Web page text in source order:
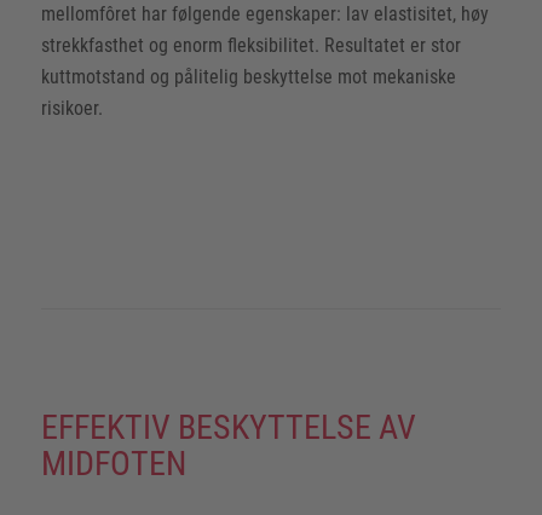
mellomfôret har følgende egenskaper: lav elastisitet, høy
strekkfasthet og enorm fleksibilitet. Resultatet er stor
kuttmotstand og pålitelig beskyttelse mot mekaniske
risikoer.
EFFEKTIV BESKYTTELSE AV
MIDFOTEN